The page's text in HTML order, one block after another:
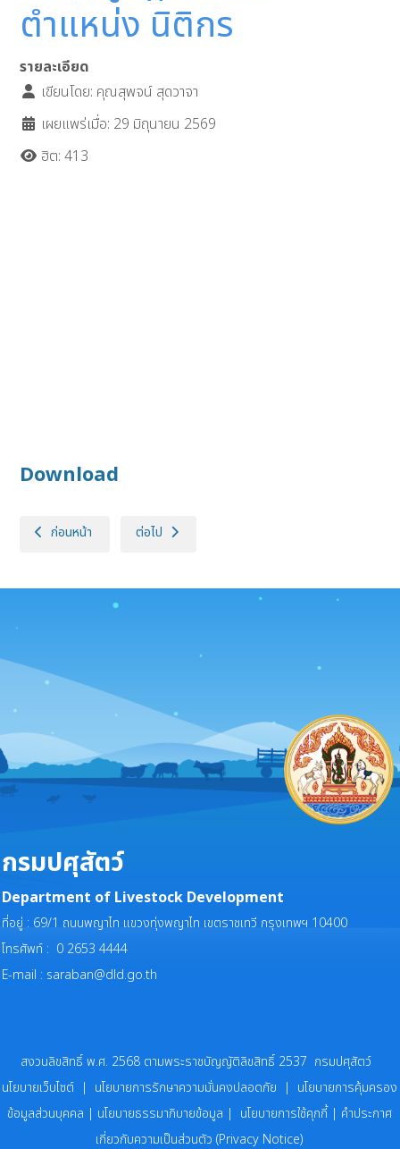
ตำแหน่ง นิติกร
รายละเอียด
เขียนโดย: คุณสุพจน์ สุดวาจา
เผยแพร่เมื่อ: 29 มิถุนายน 2569
ฮิต: 413
Download
เนื้อหาก่อนหน้า: ประกาศกรมปศุสัตว์ (กองสวัสดิภาพสัตว์และสัตว์แพทย์บริ
ก่อนหน้า เนื้อหาถัดไป: ประกาศกรมปศุสัตว์ (สำนักพัฒนาระบบแ
ต่อไป
กรมปศุสัตว์
Department of Livestock Development
ที่อยู่ : 69/1 ถนนพญาไท แขวงทุ่งพญาไท เขตราชเทวี กรุงเทพฯ 10400
โทรศัพท์ : 0 2653 4444
E-mail : saraban@dld.go.th
สงวนลิขสิทธิ์ พ.ศ. 2568 ตามพระราชบัญญัติลิขสิทธิ์ 2537 กรมปศุสัตว์
นโยบายเว็บไซต์ | นโยบายการรักษาความมั่นคงปลอดภัย | นโยบายการคุ้มครอง
ข้อมูลส่วนบุคคล | นโยบายธรรมาภิบายข้อมูล | นโยบายการใช้คุกกี้ | คำประกาศ
เกี่ยวกับความเป็นส่วนตัว (Privacy Notice)